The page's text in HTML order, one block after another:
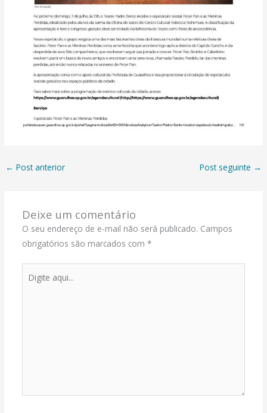
← Post anterior Post seguinte →
Deixe um comentário
O seu endereço de e-mail não será publicado. Campos
obrigatórios são marcados com *
aqui...